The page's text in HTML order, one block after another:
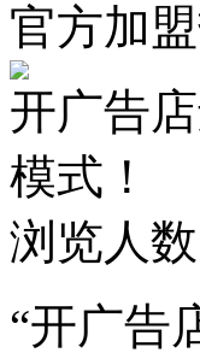
官方加
开广告
模式！
浏览人数
“开广告